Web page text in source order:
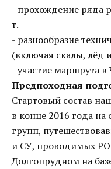
- прохождение ряда
т.
- разнообразие
(включая скалы, лёд
- участие маршрута
Предпоходная
Стартовый состав
в конце 2016 года
групп,
и СУ, проводимых
Долгопрудном на